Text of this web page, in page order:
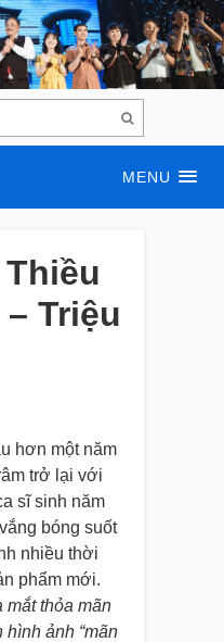
MENU
Triệu
hơn một năm
trở lại với
sĩ sinh năm
bóng suốt
nhiều thời
phẩm mới.
mắt thỏa mãn
ảnh “mãn